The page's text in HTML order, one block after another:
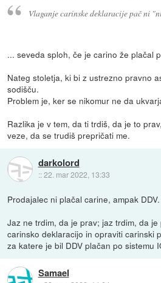
Vlaganje carinske deklaracije pač ni
... seveda sploh, če je carino že plačal
Nateg stoletja, ki bi z ustrezno pravno
sodišču.
Problem je, ker se nikomur ne da
Razlika je v tem, da ti trdiš, da je to
veze, da se trudiš prepričati me.
darkolord
::22. mar 2022, 13:33
Prodajalec ni plačal carine, ampak
Jaz ne trdim, da je prav; jaz trdim, da
carinsko deklaracijo in opraviti carinski
za katere je bil DDV plačan po sistemu
Samael